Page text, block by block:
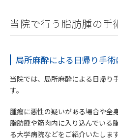
当院で行う脂肪腫の手
局所麻酔による日帰り手
当院では、局所麻酔による日帰り
す。
腫瘍に悪性の疑いがある場合や全
脂肪腫や筋肉内に入り込んでいる
る大学病院などをご紹介いたします